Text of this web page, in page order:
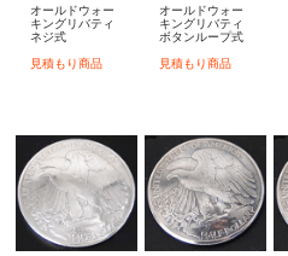
オールドウォー
キングリバティ
ネジ式
見積もり商品
オールドウォー
キングリバティ
ボタンループ式
見積もり商品